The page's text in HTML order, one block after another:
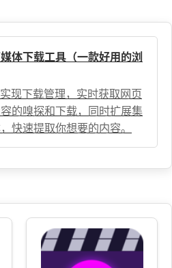
体下载工具（一款好用的浏
现下载管理，实时获取网页
的嗅探和下载，同时扩展集
快速提取你想要的内容。